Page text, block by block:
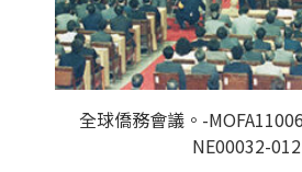
全球僑務會議。-
NE00032-012